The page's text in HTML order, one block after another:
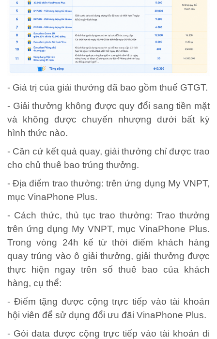
- Giá trị của giải thưởng đã bao gồm thuế GTGT.
- Giải thưởng không được quy đổi sang tiền mặt
và không được chuyển nhượng dưới bất kỳ
hình thức nào.
- Căn cứ kết quả quay, giải thưởng chỉ được trao
cho chủ thuê bao trúng thưởng.
- Địa điểm trao thưởng: trên ứng dụng My VNPT,
mục VinaPhone Plus.
- Cách thức, thủ tục trao thưởng: Trao thưởng
trên ứng dụng My VNPT, mục VinaPhone Plus.
Trong vòng 24h kể từ thời điểm khách hàng
quay trúng vào ô giải thưởng, giải thưởng được
thực hiện ngay trên số thuê bao của khách
hàng, cụ thể:
- Điểm tặng được cộng trực tiếp vào tài khoản
hội viên để sử dụng đổi ưu đãi VinaPhone Plus.
- Gói data được cộng trực tiếp vào tài khoản di